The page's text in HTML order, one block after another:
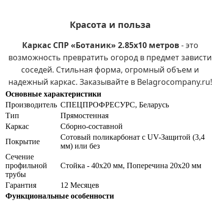
Красота и польза
Каркас СПР «Ботаник» 2.85х10 метров- это
возможность превратить огород в предмет зависти
соседей. Стильная форма, огромный объем и
надежный каркас. Заказывайте в Belagrocompany.ru!
Основные характеристики
Производитель СПЕЦПРОФРЕСУРС, Беларусь
Тип
Прямостенная
Каркас
Сборно-составной
Покрытие
Сотовый поликарбонат с UV-Защитой (3,4
мм) или без
Сечение
профильной
трубы
Стойка - 40х20 мм, Поперечина 20х20 мм
Гарантия
12 Месяцев
Функциональные особенности